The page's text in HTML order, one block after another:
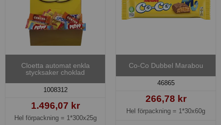
Cloetta automat enkla
stycksaker choklad
1008312
1.496,07 kr
Hel förpackning = 1*300x25g
Co-Co Dubbel Marabou
46865
266,78 kr
Hel förpackning = 1*30x60g